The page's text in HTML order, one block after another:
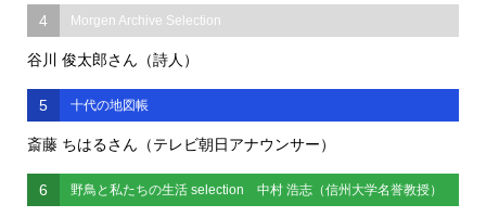
4 Morgen Archive Selection
谷川 俊太郎さん（詩人）
5 十代の地図帳
斎藤 ちはるさん（テレビ朝日アナウンサー）
6 野鳥と私たちの生活 selection 中村 浩志（信州大学名誉教授）